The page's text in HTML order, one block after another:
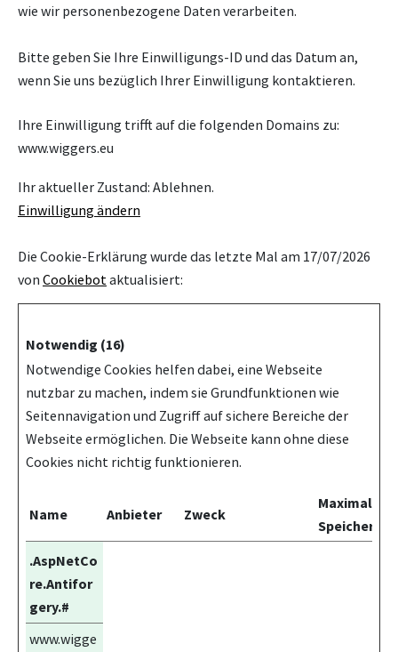
wie wir personenbezogene Daten verarbeiten.
Bitte geben Sie Ihre Einwilligungs-ID und das Datum an,
wenn Sie uns bezüglich Ihrer Einwilligung kontaktieren.
Ihre Einwilligung trifft auf die folgenden Domains zu:
www.wiggers.eu
Ihr aktueller Zustand: Ablehnen.
Einwilligung ändern
Die Cookie-Erklärung wurde das letzte Mal am 17/07/2026
von Cookiebotaktualisiert:
Notwendig (16)
Notwendige Cookies helfen dabei, eine Webseite
nutzbar zu machen, indem sie Grundfunktionen wie
Seitennavigation und Zugriff auf sichere Bereiche der
Webseite ermöglichen. Die Webseite kann ohne diese
Cookies nicht richtig funktionieren.
Name Anbieter Zweck
Maximale
.AspNetCo
re.Antifor
gery.#
www.wigge